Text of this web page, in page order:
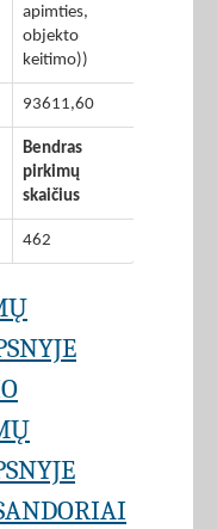
apimties,
objekto
keitimo))
93611,60
Bendras
pirkimų
skaičius
462